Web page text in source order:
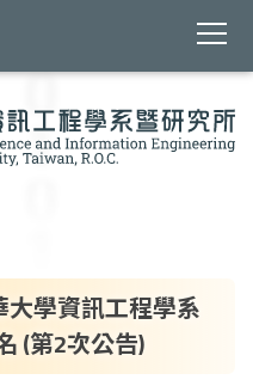
大學資訊工程學系
(第2次公告)